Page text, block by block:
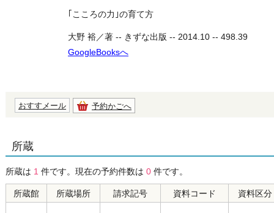
｢こころの力｣の育て方
大野 裕／著 -- きずな出版 -- 2014.10 -- 498.39
GoogleBooksへ
おすすメール 予約かごへ
所蔵
所蔵は 1 件です。現在の予約件数は 0 件です。
所蔵館 所蔵場所 請求記号 資料コード 資料区分